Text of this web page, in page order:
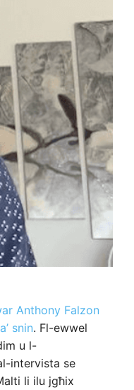
Anthony Falzon
snin. Fl-ewwel
u l-
intervista se
li ilu jgħix